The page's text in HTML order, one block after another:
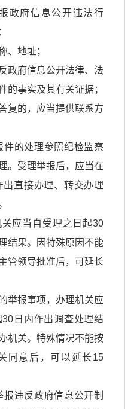
政府信息公开违法行
、地址；
政府信息公开法律、法
的事实及其有关证据；
复的，应当提供联系方
件的处理参照纪检监察
。受理举报后，应当在
直接办理、转交办理
应当自受理之日起30
结果。因特殊原因不能
管领导批准后，可延长
举报事项，办理机关应
日内作出调查处理结
机关。特殊情况不能按
同意后，可以延长15
违反政府信息公开制